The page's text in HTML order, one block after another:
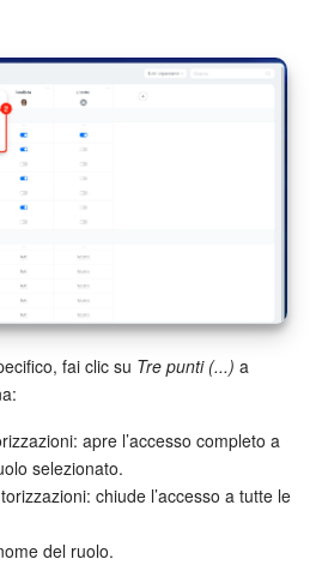
fai clic su Tre punti (...) a
apre l’accesso completo a
selezionato.
chiude l’accesso a tutte le
del ruolo.